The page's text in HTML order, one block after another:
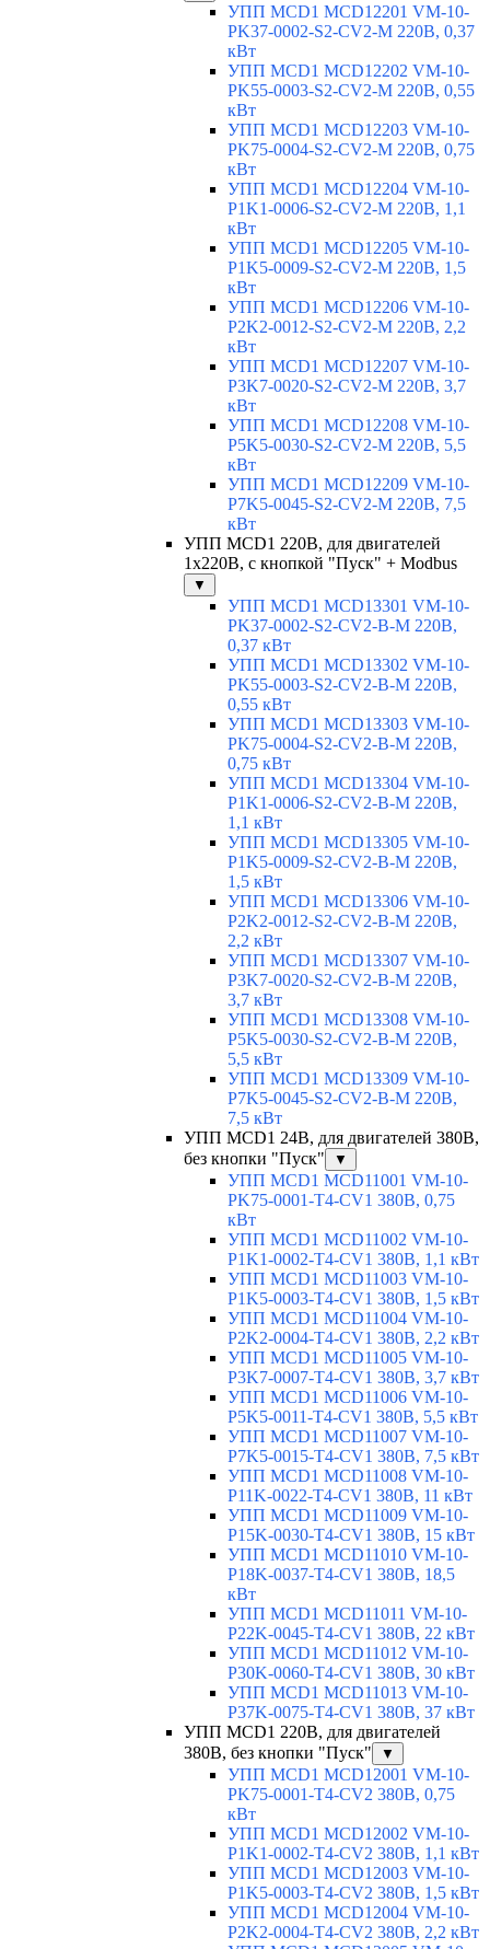
УПП MCD1 MCD12201 VM-10-
PK37-0002-S2-CV2-M 220В, 0,37
кВт
УПП MCD1 MCD12202 VM-10-
PK55-0003-S2-CV2-M 220В, 0,55
кВт
УПП MCD1 MCD12203 VM-10-
PK75-0004-S2-CV2-M 220В, 0,75
кВт
УПП MCD1 MCD12204 VM-10-
P1K1-0006-S2-CV2-M 220В, 1,1
кВт
УПП MCD1 MCD12205 VM-10-
P1K5-0009-S2-CV2-M 220В, 1,5
кВт
УПП MCD1 MCD12206 VM-10-
P2K2-0012-S2-CV2-M 220В, 2,2
кВт
УПП MCD1 MCD12207 VM-10-
P3K7-0020-S2-CV2-M 220В, 3,7
кВт
УПП MCD1 MCD12208 VM-10-
P5K5-0030-S2-CV2-M 220В, 5,5
кВт
УПП MCD1 MCD12209 VM-10-
P7K5-0045-S2-CV2-M 220В, 7,5
кВт
УПП MCD1 220В, для двигателей
1х220В, с кнопкой "Пуск" + Modbus
▼
УПП MCD1 MCD13301 VM-10-
PK37-0002-S2-CV2-B-M 220В,
0,37 кВт
УПП MCD1 MCD13302 VM-10-
PK55-0003-S2-CV2-B-M 220В,
0,55 кВт
УПП MCD1 MCD13303 VM-10-
PK75-0004-S2-CV2-B-M 220В,
0,75 кВт
УПП MCD1 MCD13304 VM-10-
P1K1-0006-S2-CV2-B-M 220В,
1,1 кВт
УПП MCD1 MCD13305 VM-10-
P1K5-0009-S2-CV2-B-M 220В,
1,5 кВт
УПП MCD1 MCD13306 VM-10-
P2K2-0012-S2-CV2-B-M 220В,
2,2 кВт
УПП MCD1 MCD13307 VM-10-
P3K7-0020-S2-CV2-B-M 220В,
3,7 кВт
УПП MCD1 MCD13308 VM-10-
P5K5-0030-S2-CV2-B-M 220В,
5,5 кВт
УПП MCD1 MCD13309 VM-10-
P7K5-0045-S2-CV2-B-M 220В,
7,5 кВт
УПП MCD1 24В, для двигателей 380В,
без кнопки "Пуск"
▼
УПП MCD1 MCD11001 VM-10-
PK75-0001-T4-CV1 380В, 0,75
кВт
УПП MCD1 MCD11002 VM-10-
P1K1-0002-T4-CV1 380В, 1,1 кВт
УПП MCD1 MCD11003 VM-10-
P1K5-0003-T4-CV1 380В, 1,5 кВт
УПП MCD1 MCD11004 VM-10-
P2K2-0004-T4-CV1 380В, 2,2 кВт
УПП MCD1 MCD11005 VM-10-
P3K7-0007-T4-CV1 380В, 3,7 кВт
УПП MCD1 MCD11006 VM-10-
P5K5-0011-T4-CV1 380В, 5,5 кВт
УПП MCD1 MCD11007 VM-10-
P7K5-0015-T4-CV1 380В, 7,5 кВт
УПП MCD1 MCD11008 VM-10-
P11K-0022-T4-CV1 380В, 11 кВт
УПП MCD1 MCD11009 VM-10-
P15K-0030-T4-CV1 380В, 15 кВт
УПП MCD1 MCD11010 VM-10-
P18K-0037-T4-CV1 380В, 18,5
кВт
УПП MCD1 MCD11011 VM-10-
P22K-0045-T4-CV1 380В, 22 кВт
УПП MCD1 MCD11012 VM-10-
P30K-0060-T4-CV1 380В, 30 кВт
УПП MCD1 MCD11013 VM-10-
P37K-0075-T4-CV1 380В, 37 кВт
УПП MCD1 220В, для двигателей
380В, без кнопки "Пуск"
▼
УПП MCD1 MCD12001 VM-10-
PK75-0001-T4-CV2 380В, 0,75
кВт
УПП MCD1 MCD12002 VM-10-
P1K1-0002-T4-CV2 380В, 1,1 кВт
УПП MCD1 MCD12003 VM-10-
P1K5-0003-T4-CV2 380В, 1,5 кВт
УПП MCD1 MCD12004 VM-10-
P2K2-0004-T4-CV2 380В, 2,2 кВт